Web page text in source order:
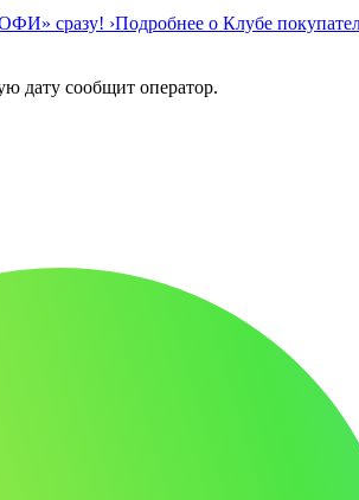
сразу! ›Подробнее о Клубе
дату сообщит оператор.